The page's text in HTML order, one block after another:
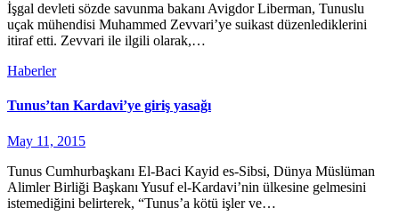
İşgal devleti sözde savunma bakanı Avigdor Liberman, Tunuslu
uçak mühendisi Muhammed Zevvari’ye suikast düzenlediklerini
itiraf etti. Zevvari ile ilgili olarak,…
Haberler
Tunus’tan Kardavi’ye giriş yasağı
May 11, 2015
Tunus Cumhurbaşkanı El-Baci Kayid es-Sibsi, Dünya Müslüman
Alimler Birliği Başkanı Yusuf el-Kardavi’nin ülkesine gelmesini
istemediğini belirterek, “Tunus’a kötü işler ve…